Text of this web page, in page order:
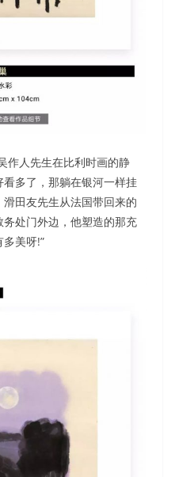
作人先生在比利时画的静
多了，那躺在银河一样挂
田友先生从法国带回来的
处门外边，他塑造的那充
美呀!”